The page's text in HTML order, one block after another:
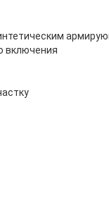
включения